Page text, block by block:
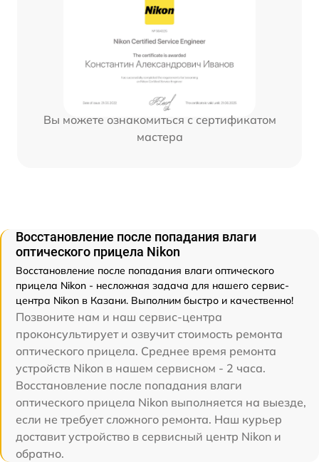
Вы можете ознакомиться с сертификатом
мастера
Восстановление после попадания влаги
оптического прицела Nikon
Восстановление после попадания влаги оптического
прицела Nikon - несложная задача для нашего сервис-
центра Nikon в Казани. Выполним быстро и качественно!
Позвоните нам и наш сервис-центра
проконсультирует и озвучит стоимость ремонта
оптического прицела. Среднее время ремонта
устройств Nikon в нашем сервисном - 2 часа.
Восстановление после попадания влаги
оптического прицела Nikon выполняется на выезде,
если не требует сложного ремонта. Наш курьер
доставит устройство в сервисный центр Nikon и
обратно.